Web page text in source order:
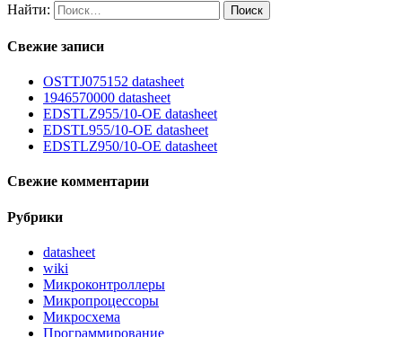
Найти:
Свежие записи
OSTTJ075152 datasheet
1946570000 datasheet
EDSTLZ955/10-OE datasheet
EDSTL955/10-OE datasheet
EDSTLZ950/10-OE datasheet
Свежие комментарии
Рубрики
datasheet
wiki
Микроконтроллеры
Микропроцессоры
Микросхема
Программирование